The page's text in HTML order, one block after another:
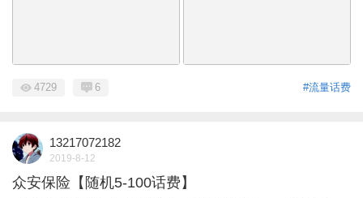
#流量话费
4729 6
13217072182
2019-8-12
众安保险【随机5-100话费】